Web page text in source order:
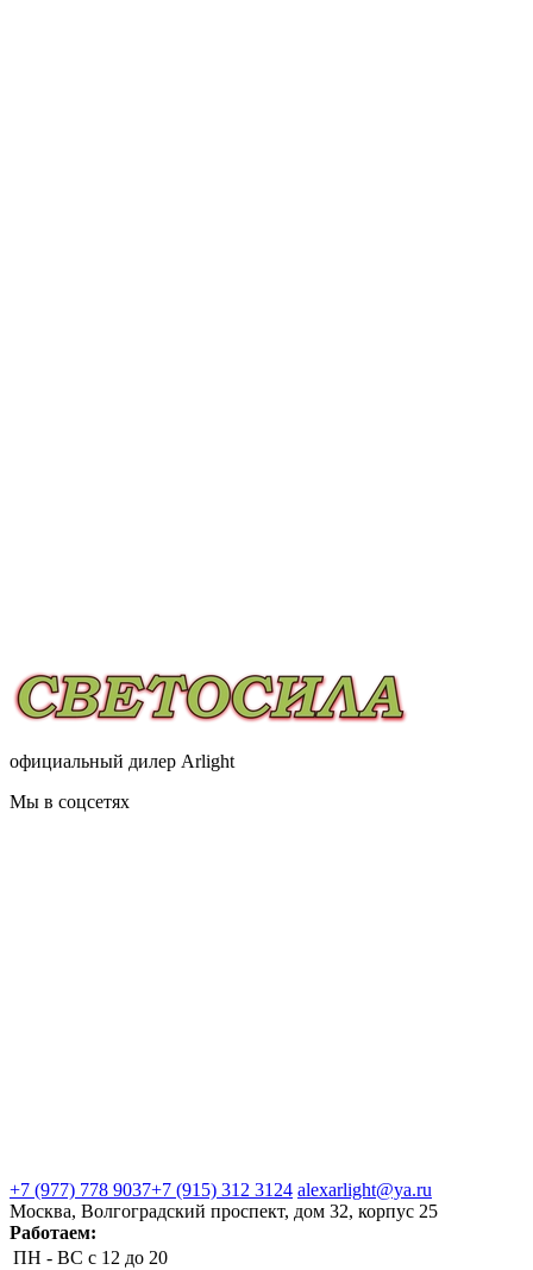
официальный дилер Arlight
Мы в соцсетях
+7 (977) 778 9037+7 (915) 312 3124 alexarlight@ya.ru
Москва, Волгоградский проспект, дом 32, корпус 25
Работаем:
ПН - ВС с 12 до 20